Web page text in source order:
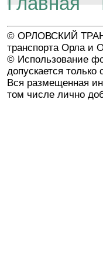
© ОРЛОВСКИЙ
транспорта Орла и
© Использование
допускается
Вся размещенная
том числе лично